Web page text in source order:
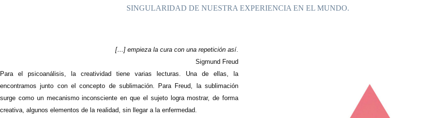
SINGULARIDAD DE NUESTRA EXPERIENCIA EN EL MUNDO.
[…] empieza la cura con una repetición así.
Sigmund Freud
Para el psicoanálisis, la creatividad tiene varias lecturas. Una de ellas, la
encontramos junto con el concepto de sublimación. Para Freud, la sublimación
surge como un mecanismo inconsciente en que el sujeto logra mostrar, de forma
creativa, algunos elementos de la realidad, sin llegar a la enfermedad.